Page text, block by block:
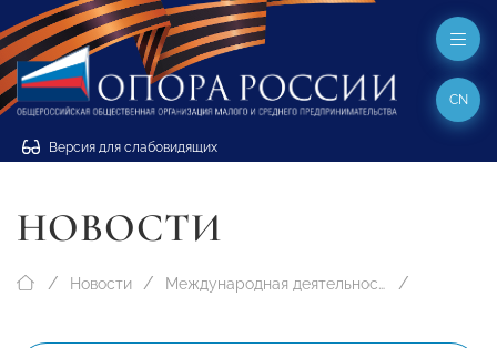
Версия для слабовидящих
CN
НОВОСТИ
Новости Международная деятельность